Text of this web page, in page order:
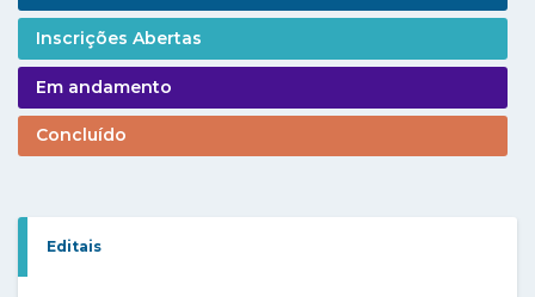
Inscrições Abertas
Em andamento
Concluído
Editais